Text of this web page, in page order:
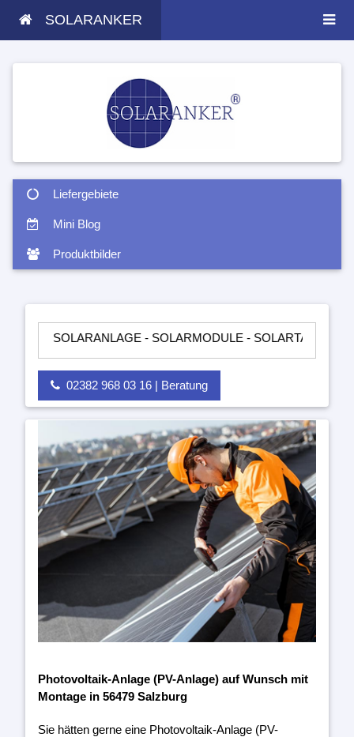
SOLARANKER
Liefergebiete
Mini Blog
Produktbilder
- SOLARMODULE - SOLARTASCHEN -
02382 968 03 16 | Beratung
Photovoltaik-Anlage (PV-Anlage) auf Wunsch mit
Montage in 56479 Salzburg
Sie hätten gerne eine Photovoltaik-Anlage (PV-